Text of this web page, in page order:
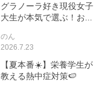
グラノーラ好き現役女子
大生が本気で選ぶ！お...
のん
2026.7.23
【夏本番☀️】栄養学生が
教える熱中症対策🍉